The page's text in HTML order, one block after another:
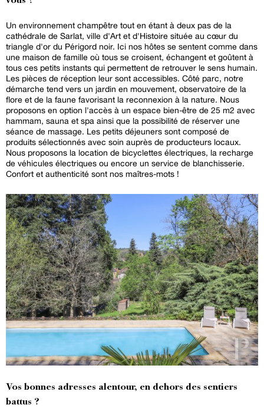
Un environnement champêtre tout en étant à deux pas de la
cathédrale de Sarlat, ville d'Art et d'Histoire située au cœur du
triangle d'or du Périgord noir. Ici nos hôtes se sentent comme dans
une maison de famille où tous se croisent, échangent et goûtent à
tous ces petits instants qui permettent de retrouver le sens humain.
Les pièces de réception leur sont accessibles. Côté parc, notre
démarche tend vers un jardin en mouvement, observatoire de la
flore et de la faune favorisant la reconnexion à la nature. Nous
proposons en option l'accès à un espace bien-être de 25 m2 avec
hammam, sauna et spa ainsi que la possibilité de réserver une
séance de massage. Les petits déjeuners sont composé de
produits sélectionnés avec soin auprès de producteurs locaux.
Nous proposons la location de bicyclettes électriques, la recharge
de véhicules électriques ou encore un service de blanchisserie.
Confort et authenticité sont nos maîtres-mots !
Vos bonnes adresses alentour, en dehors des sentiers
battus ?